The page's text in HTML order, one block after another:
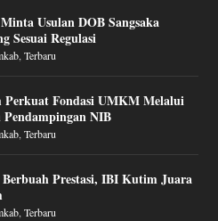
Usulan DOB Sangsaka
Sesuai Regulasi
,Terbaru
Fondasi UMKM Melalui
Pendampingan NIB
,Terbaru
Prestasi, IBI Kutim Juara
,Terbaru